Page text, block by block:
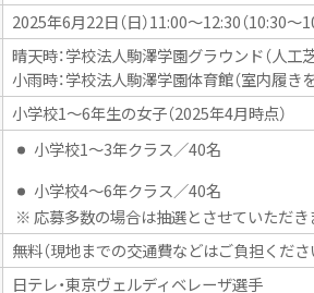
2025年6月22日（日）11:00〜12:30（10:30
晴天時：学校法人駒澤学園グラウンド（人工
小雨時：学校法人駒澤学園体育館（室内履き
小学校1～6年生の女子（2025年4月時点）
小学校1～3年クラス／40名
小学校4～6年クラス／40名
※ 応募多数の場合は抽選とさせていただき
無料（現地までの交通費などはご負担くださ
日テレ・東京ヴェルディベレーザ選手